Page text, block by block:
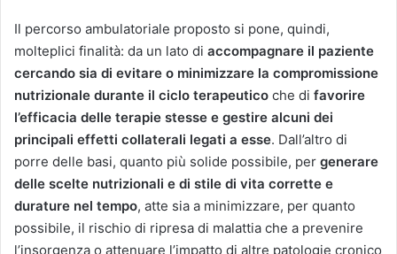
Il percorso ambulatoriale proposto si pone, quindi,
molteplici finalità: da un lato di accompagnare il paziente
cercando sia di evitare o minimizzare la compromissione
nutrizionale durante il ciclo terapeutico che di favorire
l’efficacia delle terapie stesse e gestire alcuni dei
principali effetti collaterali legati a esse. Dall’altro di
porre delle basi, quanto più solide possibile, per generare
delle scelte nutrizionali e di stile di vita corrette e
durature nel tempo, atte sia a minimizzare, per quanto
possibile, il rischio di ripresa di malattia che a prevenire
l’insorgenza o attenuare l’impatto di altre patologie cronico